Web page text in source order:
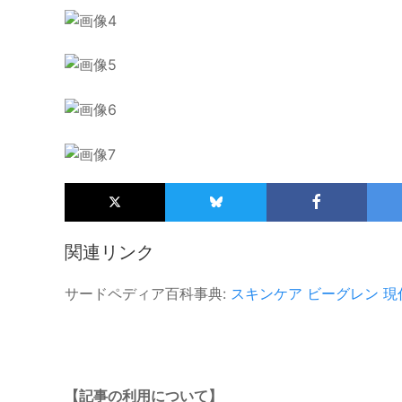
関連リンク
サードペディア百科事典: スキンケア ビーグレン 現
【記事の利用について】